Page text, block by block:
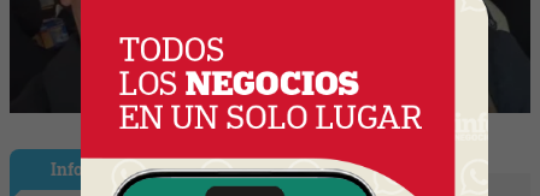
InfoNegocios Miami